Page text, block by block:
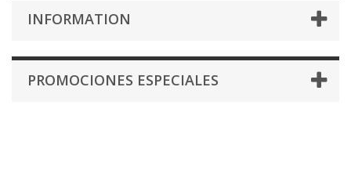
INFORMATION
PROMOCIONES ESPECIALES